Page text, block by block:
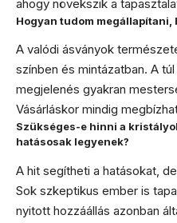
ahogy növekszik a
Hogyan tudom
A valódi ásványok
színben és mintázatban. A
megjelenés gyakran
Vásárláskor mindig
Szükséges-e hinni a
hatásosak legyenek?
A hit segítheti a hatásokat,
Sok szkeptikus ember is
nyitott hozzáállás azonban